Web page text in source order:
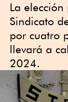
La
Sindicato
por cuatro
llevará a
2024.